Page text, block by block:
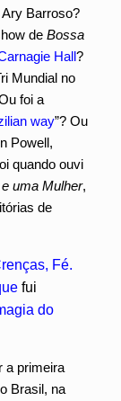
Ary Barroso?
de Bossa
Hall?
Mundial no
foi a
way”? Ou
Powell,
quando ouvi
uma Mulher,
de
Fé.
fui
do
a primeira
Brasil, na